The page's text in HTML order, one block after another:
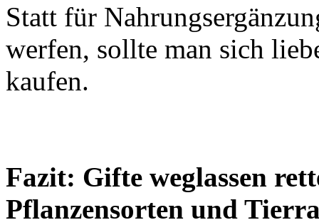
Statt für
werfen, sollte man sich
kaufen.
Fazit: Gifte weglassen
Pflanzensorten und